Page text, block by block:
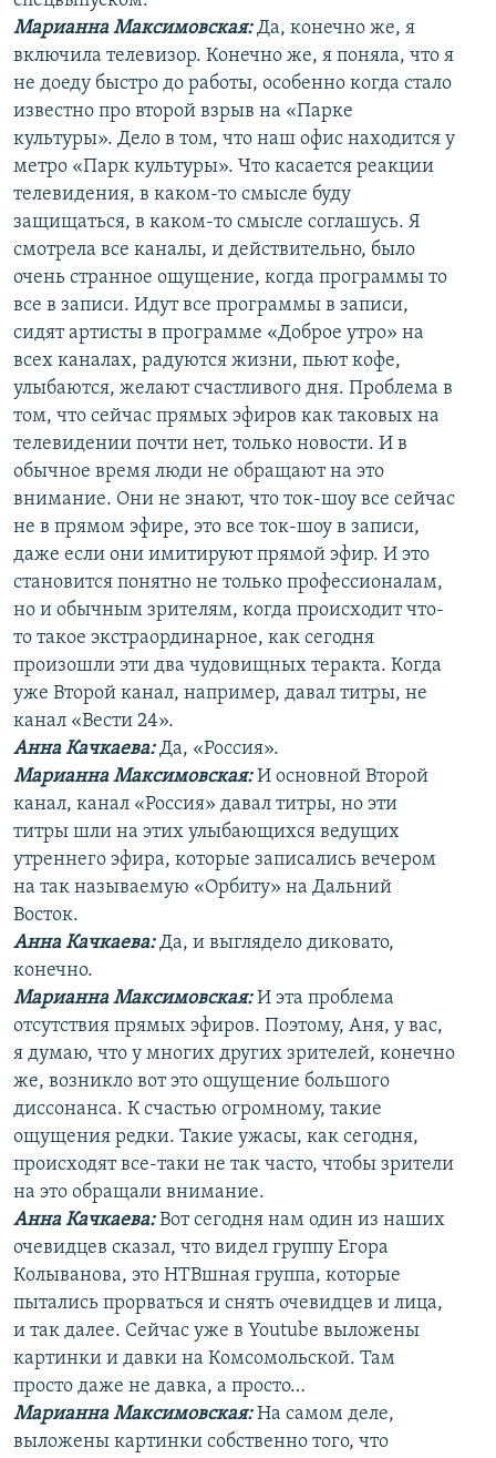
Марианна Максимовская:Да, конечно же, я
включила телевизор. Конечно же, я поняла, что я
не доеду быстро до работы, особенно когда стало
известно про второй взрыв на «Парке
культуры». Дело в том, что наш офис находится у
метро «Парк культуры». Что касается реакции
телевидения, в каком-то смысле буду
защищаться, в каком-то смысле соглашусь. Я
смотрела все каналы, и действительно, было
очень странное ощущение, когда программы то
все в записи. Идут все программы в записи,
сидят артисты в программе «Доброе утро» на
всех каналах, радуются жизни, пьют кофе,
улыбаются, желают счастливого дня. Проблема в
том, что сейчас прямых эфиров как таковых на
телевидении почти нет, только новости. И в
обычное время люди не обращают на это
внимание. Они не знают, что ток-шоу все сейчас
не в прямом эфире, это все ток-шоу в записи,
даже если они имитируют прямой эфир. И это
становится понятно не только профессионалам,
но и обычным зрителям, когда происходит что-
то такое экстраординарное, как сегодня
произошли эти два чудовищных теракта. Когда
уже Второй канал, например, давал титры, не
канал «Вести 24».
Анна Качкаева:Да, «Россия».
Марианна Максимовская:И основной Второй
канал, канал «Россия» давал титры, но эти
титры шли на этих улыбающихся ведущих
утреннего эфира, которые записались вечером
на так называемую «Орбиту» на Дальний
Восток.
Анна Качкаева:Да, и выглядело диковато,
конечно.
Марианна Максимовская:И эта проблема
отсутствия прямых эфиров. Поэтому, Аня, у вас,
я думаю, что у многих других зрителей, конечно
же, возникло вот это ощущение большого
диссонанса. К счастью огромному, такие
ощущения редки. Такие ужасы, как сегодня,
происходят все-таки не так часто, чтобы зрители
на это обращали внимание.
Анна Качкаева:Вот сегодня нам один из наших
очевидцев сказал, что видел группу Егора
Колыванова, это НТВшная группа, которые
пытались прорваться и снять очевидцев и лица,
и так далее. Сейчас уже в Youtube выложены
картинки и давки на Комсомольской. Там
просто даже не давка, а просто…
Марианна Максимовская:На самом деле,
выложены картинки собственно того, что